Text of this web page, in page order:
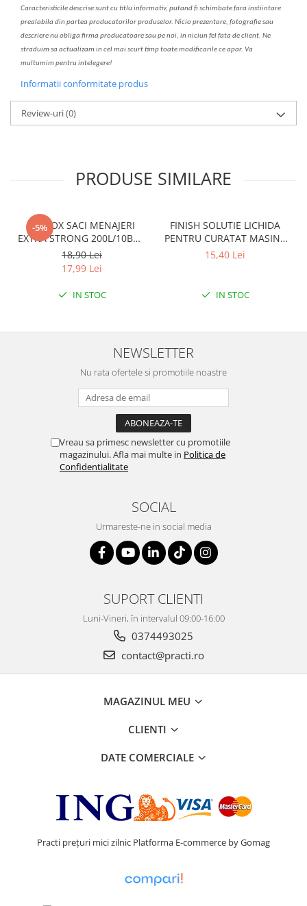
Caracteristicile descrise sunt cu titlu informativ, putand fi schimbate fara instiintare
prealabila din partea producatorilor produselor. Nicio prezentare, fotografie sau
descriere nu obliga firma producatoare sau pe noi, in niciun fel fata de client. Ne
straduim sa actualizam in cel mai scurt timp toate modificarile ce apar. Va
multumim pentru intelegere!
Informatii conformitate produs
Review-uri(0)
PRODUSE SIMILARE
-5%
CLINOX SACI MENAJERI
EXTRA STRONG 200L/10BUC
LDPE NEGRI (90*122CM)
ETICHETA MOV
18,90 Lei
17,99 Lei
IN STOC
FINISH SOLUTIE LICHIDA
PENTRU CURATAT MASINA
DE SPALAT VASE 250ML
15,40 Lei
IN STOC
NEWSLETTER
Nu rata ofertele si promotiile noastre
Vreau sa primesc newsletter cu promotiile
magazinului. Afla mai multe in Politica de
Confidentialitate
SOCIAL
Urmareste-ne in social media
SUPORT CLIENTI
Luni-Vineri, în intervalul 09:00-16:00
0374493025
contact@practi.ro
MAGAZINUL MEU
CLIENTI
DATE COMERCIALE
Practi prețuri mici zilnic Platforma E-commerce by Gomag